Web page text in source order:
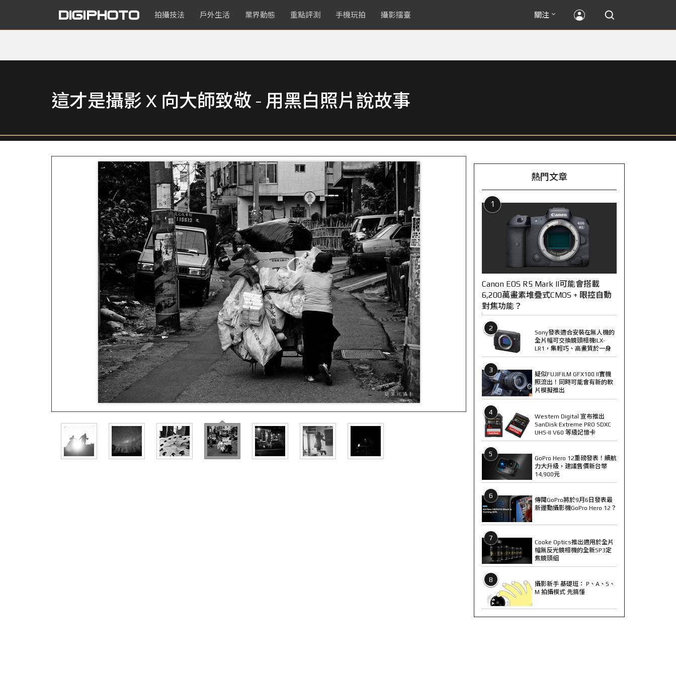
拍攝技法 戶外生活 業界動態 重點評測 手機玩拍 攝影擂臺 關注
這才是攝影 X 向大師致敬 - 用黑白照片說故事
熱門文章
1
Canon EOS R5 Mark II可能會搭載
6,200萬畫素堆疊式CMOS + 眼控自動
對焦功能？
2
Sony發表適合安裝在無人機的
全片幅可交換鏡頭相機ILX-
LR1，集輕巧、高畫質於一身
3
疑似FUJIFILM GFX100 II實機
照流出！同時可能會有新的軟
片模擬推出
4
Western Digital 宣布推出
SanDisk Extreme PRO SDXC
UHS-II V60 等級記憶卡
5
GoPro Hero 12重磅發表！續航
力大升級，建議售價新台幣
14,900元
6
傳聞GoPro將於9月6日發表最
新運動攝影機GoPro Hero 12？
7
Cooke Optics推出適用於全片
幅無反光鏡相機的全新SP3定
焦鏡頭組
8
攝影新手 基礎班： P、A、S、
M 拍攝模式 先搞懂